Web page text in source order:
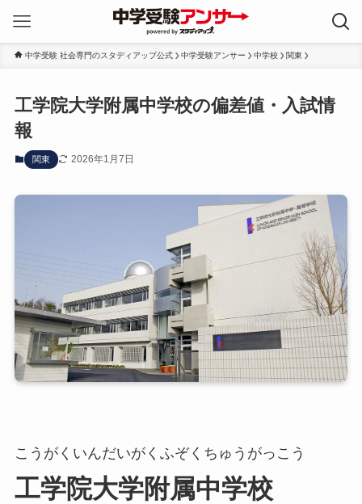
中学受験 社会専門のスタディアップ公式 中学受験アンサー 中学校 関東
工学院大学附属中学校の偏差値・入試情
報
関東 2026年1月7日
こうがくいんだいがくふぞくちゅうがっこう
工学院大学附属中学校